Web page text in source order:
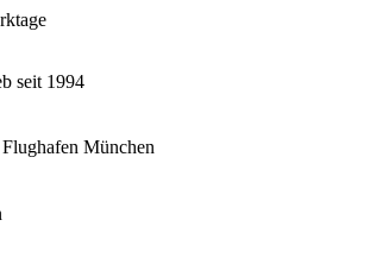
seit 1994
München